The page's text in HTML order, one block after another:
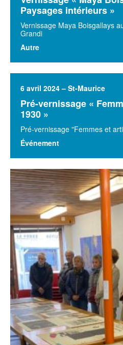
Paysages intérieurs »
Vernissage Maya Boisgallays
Grandi
Autre
6 avril 2024 – St-Maurice
Pré-vernissage «
1930 »
Pré-vernissage "Femmes et
Événement